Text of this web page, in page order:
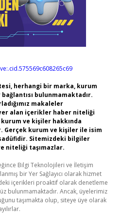
herhangi bir marka, kurum
bulunmamaktadır.
makaleler
alan içerikler haber niteliği
ve kişiler hakkında
Gerçek kurum ve kişiler ile isim
Sitemizdeki bilgiler
niteliği taşımazlar.
Bilgi Teknolojileri ve İletişim
bir Yer Sağlayıcı olarak hizmet
içerikleri proaktif olarak denetleme
bulunmamaktadır. Ancak, üyelerimiz
taşımakta olup, siteye üye olarak